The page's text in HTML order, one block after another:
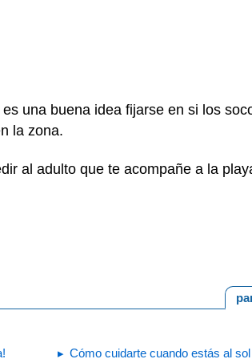
una buena idea fijarse en si los
la zona.
al adulto que te acompañe a la
Cómo cuidarte cuando estás al sol